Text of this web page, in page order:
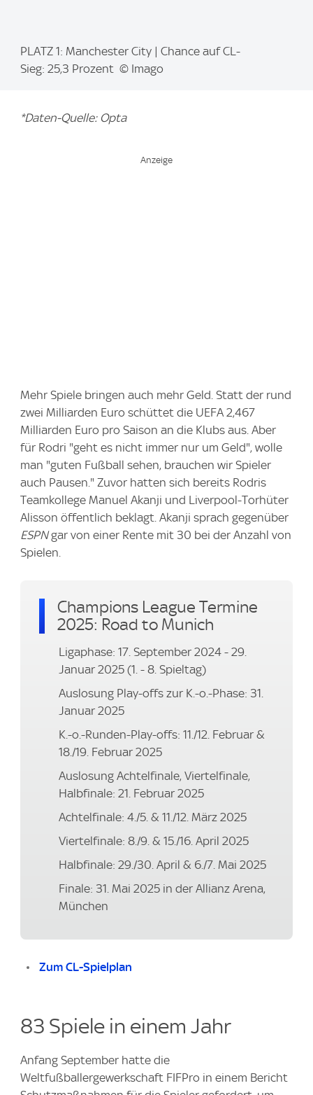
m
PLATZ 1: Manchester City | Chance auf CL-
Sieg: 25,3 Prozent © Imago
*Daten-Quelle: Opta
Mehr Spiele bringen auch mehr Geld. Statt der rund
zwei Milliarden Euro schüttet die UEFA 2,467
Milliarden Euro pro Saison an die Klubs aus. Aber
für Rodri "geht es nicht immer nur um Geld", wolle
man "guten Fußball sehen, brauchen wir Spieler
auch Pausen." Zuvor hatten sich bereits Rodris
Teamkollege Manuel Akanji und Liverpool-Torhüter
Alisson öffentlich beklagt. Akanji sprach gegenüber
ESPNgar von einer Rente mit 30 bei der Anzahl von
Spielen.
Champions League Termine
2025: Road to Munich
Ligaphase: 17. September 2024 - 29.
Januar 2025 (1. - 8. Spieltag)
Auslosung Play-offs zur K.-o.-Phase: 31.
Januar 2025
K.-o.-Runden-Play-offs: 11./12. Februar &
18./19. Februar 2025
Auslosung Achtelfinale, Viertelfinale,
Halbfinale: 21. Februar 2025
Achtelfinale: 4./5. & 11./12. März 2025
Viertelfinale: 8./9. & 15./16. April 2025
Halbfinale: 29./30. April & 6./7. Mai 2025
Finale: 31. Mai 2025 in der Allianz Arena,
München
Zum CL-Spielplan
83 Spiele in einem Jahr
Anfang September hatte die
Weltfußballergewerkschaft FIFPro in einem Bericht